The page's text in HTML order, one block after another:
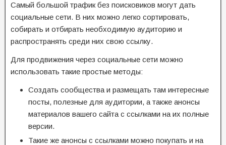
Самый большой трафик без поисковиков могут дать
социальные сети. В них можно легко сортировать,
собирать и отбирать необходимую аудиторию и
распространять среди них свою ссылку.
Для продвижения через социальные сети можно
использовать такие простые методы:
Создать сообщества и размещать там интересные
посты, полезные для аудитории, а также анонсы
материалов вашего сайта с ссылками на их полные
версии.
Такие же анонсы с ссылками можно покупать и на